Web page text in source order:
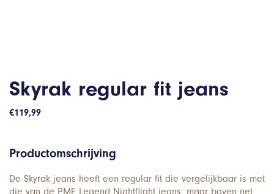
Skyrak regular fit jeans
€119,99
Productomschrijving
De Skyrak jeans heeft een regular fit die vergelijkbaar is met
die van de PME Legend Nightflight jeans, maar boven net